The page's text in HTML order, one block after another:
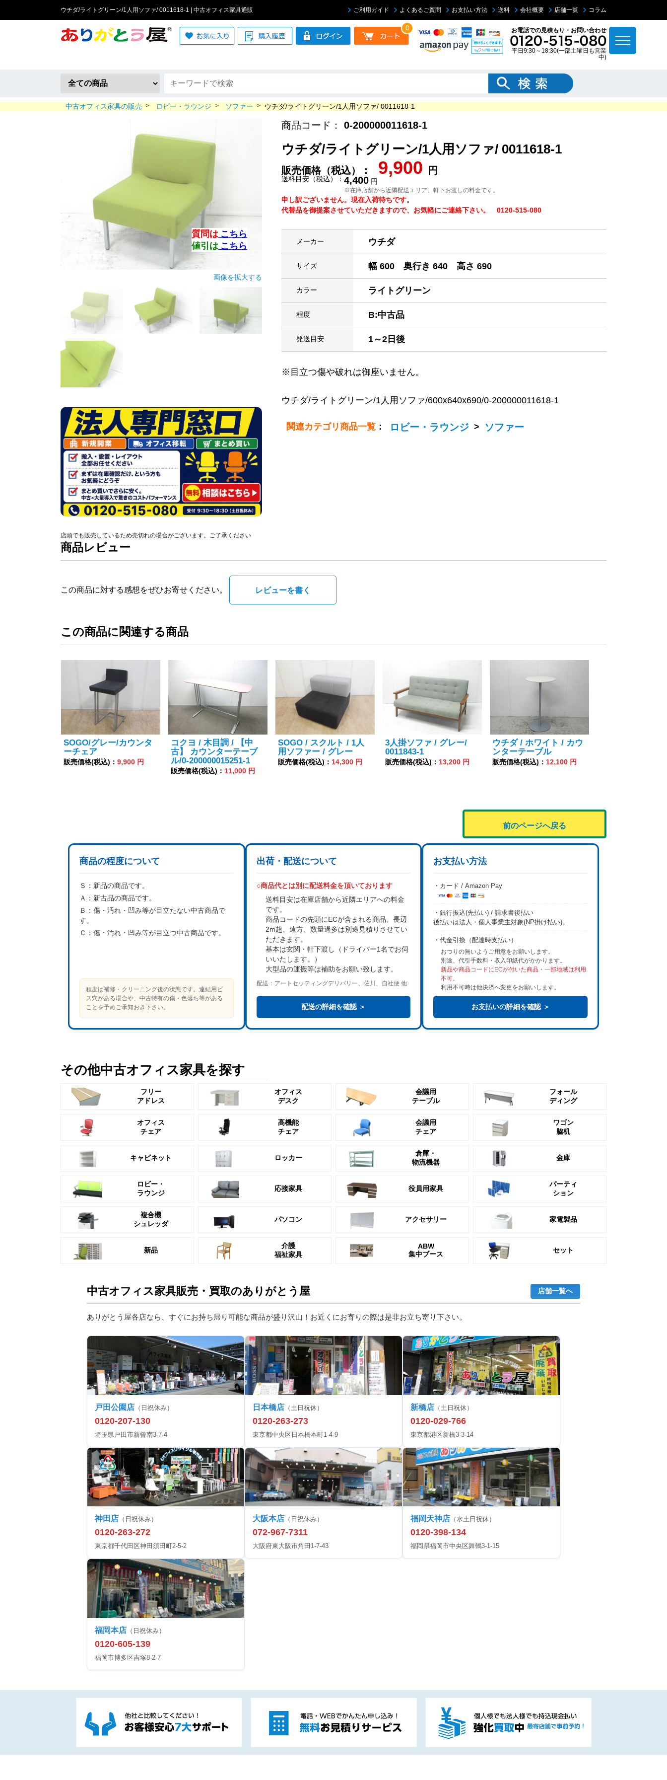
ウチダ/ライトグリーン/1人用ソファ/ 0011618-1 | 中古オフィス家具通販 ご利用ガイド よくあるご質問 お支払い方法 送料 会社概要 店舗一覧 コラム
0 お電話での見積もり・お問い合わせ
平日9:30～18:30(一部土曜日も営業
中)
中古オフィス家具の販売 > ロビー・ラウンジ > ソファー > ウチダ/ライトグリーン/1人用ソファ/ 0011618-1
質問は こちら
値引は こちら
画像を拡大する
商品コード： 0-200000011618-1
ウチダ/ライトグリーン/1人用ソファ/ 0011618-1
販売価格（税込）： 9,900 円
送料目安（税込）： 4,400 円
※在庫店舗から近隣配送エリア、軒下お渡しの料金です。
申し訳ございません。現在入荷待ちです。
代替品を御提案させていただきますので、お気軽にご連絡下さい。 0120-515-080
メーカー ウチダ
サイズ 幅 600 奥行き 640 高さ 690
カラー ライトグリーン
程度 B:中古品
発送目安 1～2日後
※目立つ傷や破れは御座いません。
ウチダ/ライトグリーン/1人用ソファ/600x640x690/0-200000011618-1
関連カテゴリ商品一覧 ： ロビー・ラウンジ > ソファー
店頭でも販売しているため売切れの場合がございます。ご了承ください
商品レビュー
この商品に対する感想をぜひお寄せください。 レビューを書く
この商品に関連する商品
SOGO/グレー/カウンタ
ーチェア
販売価格(税込)： 9,900 円
コクヨ / 木目調 / 【中
古】 カウンターテーブ
ル/0-200000015251-1
販売価格(税込)： 11,000 円
SOGO / スクルト / 1人
用ソファー / グレー
販売価格(税込)： 14,300 円
3人掛ソファ / グレー/
0011843-1
販売価格(税込)： 13,200 円
ウチダ / ホワイト / カウ
ンターテーブル
販売価格(税込)： 12,100 円
前のページへ戻る
商品の程度について
Ｓ： 新品の商品です。
Ａ： 新古品の商品です。
Ｂ： 傷・汚れ・凹み等が目立たない中古商品で
す。
Ｃ： 傷・汚れ・凹み等が目立つ中古商品です。
程度は補修・クリーニング後の状態です。連結用ビ
ス穴がある場合や、中古特有の傷・色落ち等がある
ことを予めご承知おき下さい。
出荷・配送について
○商品代とは別に配送料金を頂いております
送料目安は在庫店舗から近隣エリアへの料金
です。
商品コードの先頭にECが含まれる商品、長辺
2m超、遠方、数量過多は別途見積り させてい
ただきます。
基本は玄関・軒下渡し
（ドライバー1名でお伺
いいたします。）
大型品の運搬等は補助をお願い致します。
配送：アートセッティングデリバリー、佐川、自社便 他
配送の詳細を確認 ＞
お支払い方法
・カード / Amazon Pay
・銀行振込(先払い) / 請求書後払い
後払いは法人・個人事業主対象(NP掛け払い)。
・代金引換（配達時支払い）
おつりの無いようご用意をお願いします。
別途、代引手数料・収入印紙代がかかります。
新品や商品コードにECが付いた商品・一部地域は利用
不可。
利用不可時は他決済へ変更をお願いします。
お支払いの詳細を確認 ＞
その他中古オフィス家具を探す
フリー
アドレス
オフィス
デスク
会議用
テーブル
フォール
ディング
オフィス
チェア
高機能
チェア
会議用
チェア
ワゴン
脇机
キャビネット ロッカー
倉庫・
物流機器
金庫
ロビー・
ラウンジ
応接家具 役員用家具
パーティ
ション
複合機
シュレッダ
パソコン アクセサリー 家電製品
新品
介護
福祉家具
ABW
集中ブース
セット
中古オフィス家具販売・買取のありがとう屋 店舗一覧へ
ありがとう屋各店なら、すぐにお持ち帰り可能な商品が盛り沢山！お近くにお寄りの際は是非お立ち寄り下さい。
戸田公園店 （日祝休み）
0120-207-130
埼玉県戸田市新曾南3-7-4
日本橋店 （土日祝休）
0120-263-273
東京都中央区日本橋本町1-4-9
新橋店 （土日祝休）
0120-029-766
東京都港区新橋3-3-14
神田店 （日祝休み）
0120-263-272
東京都千代田区神田須田町2-5-2
大阪本店 （日祝休み）
072-967-7311
大阪府東大阪市角田1-7-43
福岡天神店 （水土日祝休）
0120-398-134
福岡県福岡市中央区舞鶴3-1-15
福岡本店 （日祝休み）
0120-605-139
福岡市博多区吉塚8-2-7